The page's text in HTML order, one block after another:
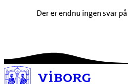
Der er endnu ingen svar